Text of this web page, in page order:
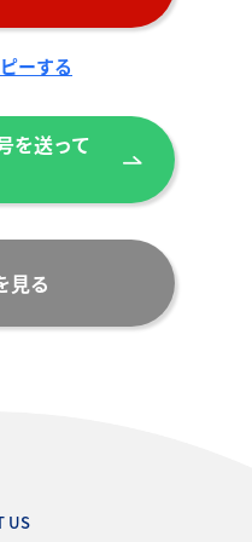
見る
ーする
を送って
US